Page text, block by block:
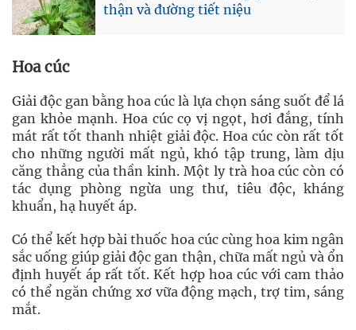
thận và đường tiết niệu
Hoa cúc
Giải độc gan bằng hoa cúc là lựa chọn sáng suốt để lá
gan khỏe mạnh. Hoa cúc cọ vị ngọt, hơi đắng, tính
mát rất tốt thanh nhiệt giải độc. Hoa cúc còn rất tốt
cho những người mất ngủ, khó tập trung, làm dịu
căng thẳng của thần kinh. Một ly trà hoa cúc còn có
tác dụng phòng ngừa ung thư, tiêu độc, kháng
khuẩn, hạ huyết áp.
Có thể kết hợp bài thuốc hoa cúc cùng hoa kim ngân
sắc uống giúp giải độc gan thận, chữa mất ngủ và ổn
định huyết áp rất tốt. Kết hợp hoa cúc với cam thảo
có thể ngăn chứng xơ vữa động mạch, trợ tim, sáng
mắt.